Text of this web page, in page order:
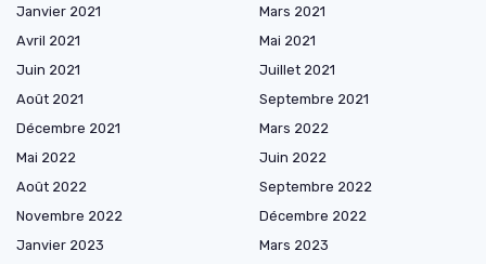
Janvier 2021
Mars 2021
Avril 2021
Mai 2021
Juin 2021
Juillet 2021
Août 2021
Septembre 2021
Décembre 2021
Mars 2022
Mai 2022
Juin 2022
Août 2022
Septembre 2022
Novembre 2022
Décembre 2022
Janvier 2023
Mars 2023